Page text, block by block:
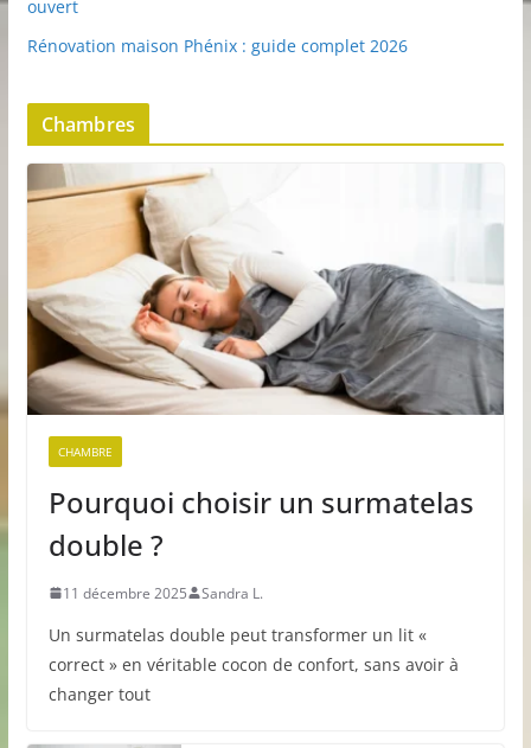
ouvert
Rénovation maison Phénix : guide complet 2026
Chambres
CHAMBRE
Pourquoi choisir un surmatelas
double ?
11 décembre 2025 Sandra L.
Un surmatelas double peut transformer un lit «
correct » en véritable cocon de confort, sans avoir à
changer tout